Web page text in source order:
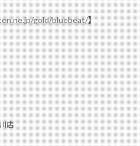
gold/bluebeat/】
店